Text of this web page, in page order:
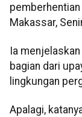
pemberhentian
Makassar,
Ia
bagian dari
lingkungan
Apalagi,